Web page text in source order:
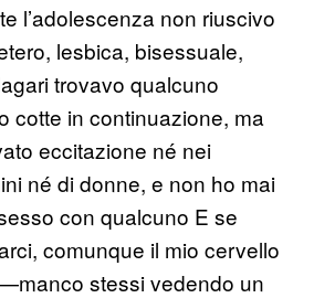
l’adolescenza non riuscivo
lesbica, bisessuale,
trovavo qualcuno
cotte in continuazione, ma
eccitazione né nei
né di donne, e non ho mai
con qualcuno E se
comunque il mio cervello
stessi vedendo un